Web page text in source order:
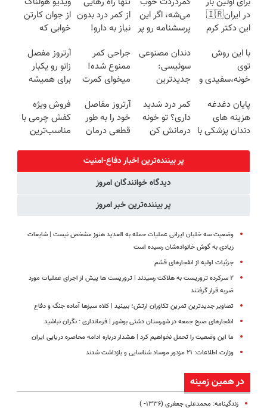
در ایران🇮🇷
این دکتر کرم
روزه ساخت!
می‌شه، اگر این
پرسشنامه رو پر
از کمر درد بدون
نیاز به دارو!
از جوان کارتن
خوابی که
آموزش رایگان
با این روش
توی
خونه،سفیدی و
برگردون
(40%off)
دندان مصنوعی
سوئیسی:
جدیدترین
سبک و مقاوم |
پرداخت قسطی
جراحی کمر
ممنوع شده!
میخوای کمرت
درمان کنی؟
((پرسش‌نامه))
آرتروز مفصل
زانو رو یکبار
برای همیشه
◗پرسش‌نامه◖
پایان دغدغه
هزینه های
دندان پزشکی با
کمر درد شدید
داری؟ تو خونه
درمانش کن
رو پرکن)
آرتروز مفاصل
خود را به طور
قطعی درمان
◗پرسش‌نامه◖
فروش ویژه
کفش چرمی با
مناسب‌ترین
پر بیننده‌ترین اخبار دفاع-امنیت
دیدگاه خوانندگان امروز
پر بیننده‌ترین خبر امروز
وضعیت سه خلبان ایرانی عملیات حمله به العدید هنوز مشخص نیست | شایعات
زیادی به گوش خانواده‌شان رسیده است
جزئیات اولیه از انفجارهای قشم
۲ سرکرده تروریست به هلاکت رسیدند | تروریست ها پیش از اجرای عملیات مورد
ضربه قرار گرفتند
تصاویر جدیدترین تمرین تکاوران ارتش؛ ببینید | کلاه سبزها آماده جنگ و دفاع
انفجارهای صبح جمعه در شهرستان دشتی بوشهر | فرمانداری : نگران نباشید
ما این وضعیت را تحمل نخواهیم کرد | هشدار درباره ادامه محاصره دریایی ایران
وزارت اطلاعات: ۲۱ مزدور موساد شناسایی و بازداشت شدند
در همین زمینه
زندگینامه: محمدعلی جعفری (۱۳۳۶- )